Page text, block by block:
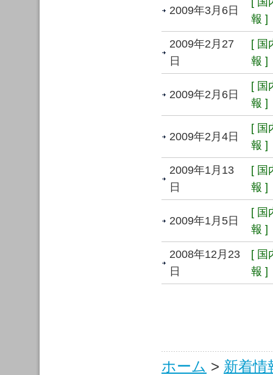
2009年3月6日
報 ]
2009年2月27
日
[ 国
報 ]
2009年2月6日
[ 国
報 ]
2009年2月4日
[ 国
報 ]
2009年1月13
日
[ 国
報 ]
2009年1月5日
[ 国
報 ]
2008年12月23
日
[ 国
報 ]
ホーム > 新着情